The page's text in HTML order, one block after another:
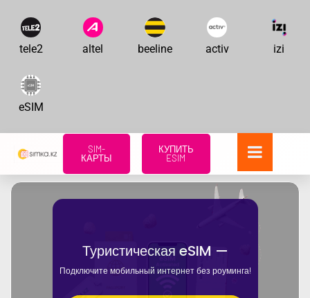
tele2 altel beeline activ izi
eSIM
SIM-
КАРТЫ
КУПИТЬ
ESIM
Туристическая eSIM —
Подключите мобильный интернет без роуминга!